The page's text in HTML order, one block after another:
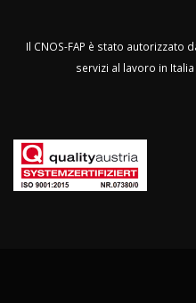
Il CNOS-FAP è stato autorizzato
servizi al lavoro in